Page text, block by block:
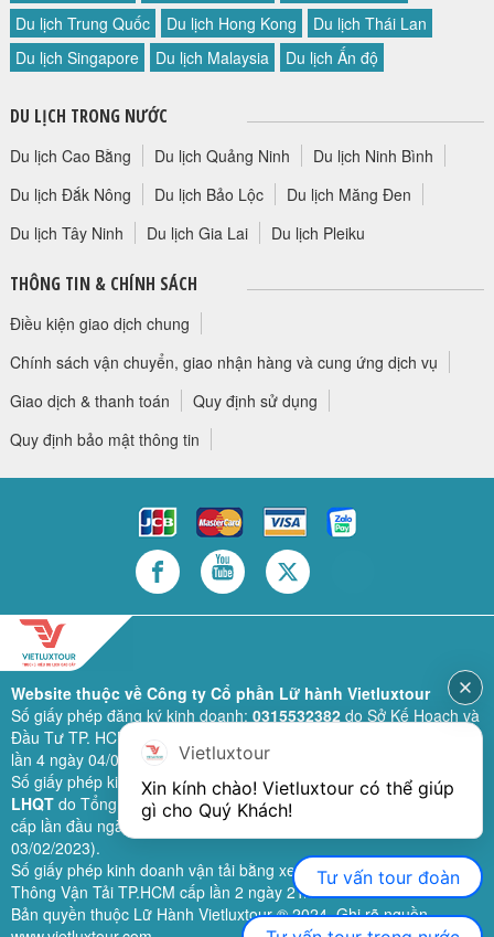
Du lịch Trung Quốc
Du lịch Hong Kong
Du lịch Thái Lan
Du lịch Singapore
Du lịch Malaysia Du lịch Ấn độ
DU LỊCH TRONG NƯỚC
Du lịch Cao Bằng Du lịch Quảng Ninh
Du lịch Ninh Bình
Du lịch Đắk Nông
Du lịch Bảo Lộc
Du lịch Măng Đen
Du lịch Tây Ninh
Du lịch Gia Lai Du lịch Pleiku
THÔNG TIN & CHÍNH SÁCH
Điều kiện giao dịch chung
Chính sách vận chuyển, giao nhận hàng và cung ứng dịch vụ
Giao dịch & thanh toán
Quy định sử dụng
Quy định bảo mật thông tin
Website thuộc về Công ty Cổ phần Lữ hành Vietluxtour
Số giấy phép đăng ký kinh doanh: 0315532382do Sở Kế Hoạch và
Đầu Tư TP. HCM cấp lần đầu ngày 28/02/2019 (sửa đổi bổ sung
lần 4 ngày 04/06/2024).
Số giấy phép kinh doanh lữ hành quốc tế:79-1111/2019/TCDL-GP
LHQTdo Tổng Cục Du Lịch (nay là Cục Du lịch quốc gia Việt Nam)
cấp lần đầu ngày 26/09/2019 (sửa đổi, bổ sung lần 3 ngày
03/02/2023).
Số giấy phép kinh doanh vận tải bằng xe ô tô:11924do Sở Giao
Thông Vận Tải TP.HCM cấp lần 2 ngày 21/02/2023.
Bản quyền thuộc Lữ Hành Vietluxtour ® 2024. Ghi rõ nguồn
Vietluxtour
Xin kính chào! Vietluxtour có thể giúp
gì cho Quý Khách!
Tư vấn tour đoàn